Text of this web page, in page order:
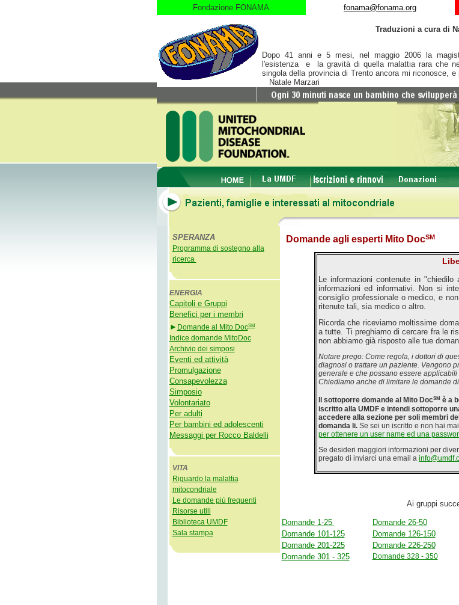
Fondazione FONAMA fonama@fonama.org
Traduzioni a cura di
Dopo 41 anni e 5 mesi, nel maggio 2006 la
l'esistenza e la gravità di quella malattia rara che
singola della provincia di Trento ancora mi riconosce,
Natale Marzari
SPERANZA
Programma di sostegno alla
ricerca
Domande agli esperti Mito DocSM
Le informazioni contenute in
informazioni ed informativi. Non si
consiglio professionale o medico, e
ritenute tali, sia medico o altro.
Ricorda che riceviamo moltissime
a tutte. Ti preghiamo di cercare fra le
non abbiamo già risposto alle tue
Notare prego: Come regola, i dottori di
diagnosi o trattare un paziente. Vengono
generale e che possano essere
Chiediamo anche di limitare le domande
Il sottoporre domande al Mito DocSM è a
iscritto alla UMDF e intendi sottoporre
accedere alla sezione per soli membri
domanda li. Se sei un iscritto e non hai
per ottenere un user name ed una
Se desideri maggiori informazioni per
pregato di inviarci una email a
Ai gruppi
Domande 1-25 Domande 26-50
Domande 101-125
Domande 126-150
Domande 201-225
Domande 226-250
Domande 301 - 325
Domande 328 - 350
ENERGIA
Capitoli e Gruppi
Benefici per i membri
► Domande al Mito DocSM
Indice domande MitoDoc
Archivio dei simposi
Eventi ed attività
Promulgazione
Consapevolezza
Simposio
Volontariato
Per adulti
Per bambini ed adolescenti
Messaggi per Rocco Baldelli
VITA
Riguardo la malattia
mitocondriale
Le domande più frequenti
Risorse utili
Biblioteca UMDF
Sala stampa